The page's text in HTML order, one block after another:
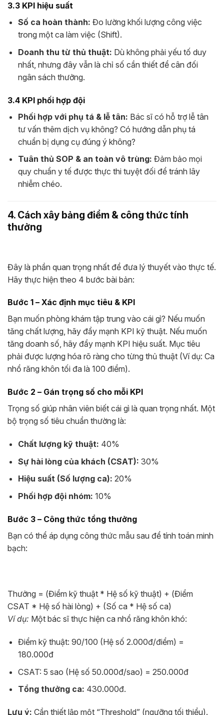
3.3 KPI hiệu suất
Số ca hoàn thành: Đo lường khối lượng công việc
trong một ca làm việc (Shift).
Doanh thu từ thủ thuật: Dù không phải yếu tố duy
nhất, nhưng đây vẫn là chỉ số cần thiết để cân đối
ngân sách thưởng.
3.4 KPI phối hợp đội
Phối hợp với phụ tá & lễ tân: Bác sĩ có hỗ trợ lễ tân
tư vấn thêm dịch vụ không? Có hướng dẫn phụ tá
chuẩn bị dụng cụ đúng ý không?
Tuân thủ SOP & an toàn vô trùng: Đảm bảo mọi
quy chuẩn y tế được thực thi tuyệt đối để tránh lây
nhiễm chéo.
4. Cách xây bảng điểm & công thức tính
thưởng
Đây là phần quan trọng nhất để đưa lý thuyết vào thực tế.
Hãy thực hiện theo 4 bước bài bản:
Bước 1 – Xác định mục tiêu & KPI
Bạn muốn phòng khám tập trung vào cái gì? Nếu muốn
tăng chất lượng, hãy đẩy mạnh KPI kỹ thuật. Nếu muốn
tăng doanh số, hãy đẩy mạnh KPI hiệu suất. Mục tiêu
phải được lượng hóa rõ ràng cho từng thủ thuật (Ví dụ: Ca
nhổ răng khôn tối đa là 100 điểm).
Bước 2 – Gán trọng số cho mỗi KPI
Trọng số giúp nhân viên biết cái gì là quan trọng nhất. Một
bộ trọng số tiêu chuẩn thường là:
Chất lượng kỹ thuật: 40%
Sự hài lòng của khách (CSAT): 30%
Hiệu suất (Số lượng ca): 20%
Phối hợp đội nhóm: 10%
Bước 3 – Công thức tổng thưởng
Bạn có thể áp dụng công thức mẫu sau để tính toán minh
bạch:
Thưởng = (Điểm kỹ thuật * Hệ số kỹ thuật) + (Điểm
CSAT * Hệ số hài lòng) + (Số ca * Hệ số ca)
Ví dụ: Một bác sĩ thực hiện ca nhổ răng khôn khó:
Điểm kỹ thuật: 90/100 (Hệ số 2.000đ/điểm) =
180.000đ
CSAT: 5 sao (Hệ số 50.000đ/sao) = 250.000đ
Tổng thưởng ca: 430.000đ.
Lưu ý: Cần thiết lập một “Threshold” (ngưỡng tối thiểu).